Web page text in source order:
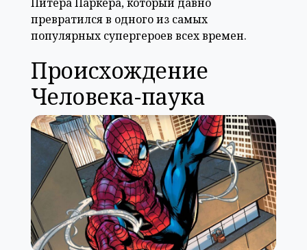
Питера Паркера, который давно
превратился в одного из самых
популярных супергероев всех времен.
Происхождение
Человека-паука